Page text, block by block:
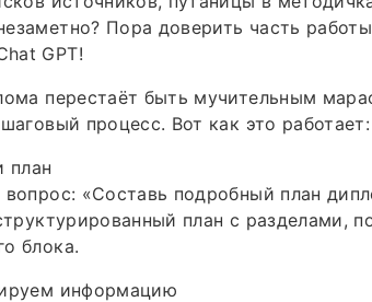
Пора доверить часть
GPT!
перестаёт быть мучительным
процесс. Вот как это работает:
план
«Составь подробный план
план с разделами,
блока.
информацию